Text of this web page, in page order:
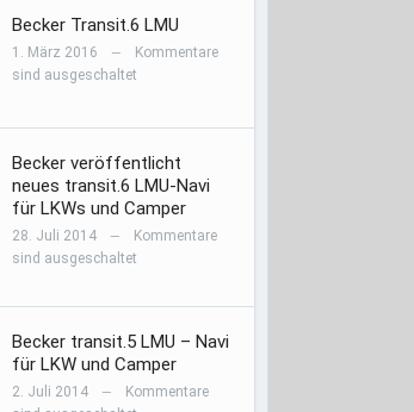
Becker Transit.6 LMU
1. März 2016 —
Kommentare
sind ausgeschaltet
Becker veröffentlicht
neues transit.6 LMU-Navi
für LKWs und Camper
28. Juli 2014 —
Kommentare
sind ausgeschaltet
Becker transit.5 LMU – Navi
für LKW und Camper
2. Juli 2014 —
Kommentare